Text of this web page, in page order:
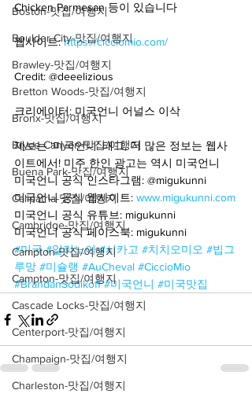
Boston-맛집/여행지
Boulder City-맛집/여행지
Brawley-맛집/여행지
Bretton Woods-맛집/여행지
Bronx-맛집/여행지
Bryce Canyon-맛집/여행지
Buena Park-맛집/여행지
Calipatria-맛집/여행지
Cambridge-맛집/여행지
Campton-맛집/여행지
Campton-맛집/여행지
Cascade Locks-맛집/여행지
Centerport-맛집/여행지
Champaign-맛집/여행지
Charleston-맛집/여행지
Chicken Parmesan 등이 있습니다
웹사이트: https://cicciomio.com/
Credit: @deeelizious
크리에이터: 미국언니 어널스 이삭
제보는 '미국언니' 태그, 더 많은 정보는 웹사
이트에서! 미주 한인 광고는 역시 미국언니
미국언니 공식 인스타그램: @migukunni
미국언니 공식 웹사이트: www.migukunni.com
미국언니 공식 유튜브: migukunni
미국언니 공식 페이스북: migukunni
#미국 #일리노이 #시카고 #치치오미오 #빕그
루망 #미슐랭 #AuCheval #CiccioMio
#BrandanSodikoff #미국언니 #미국맛집